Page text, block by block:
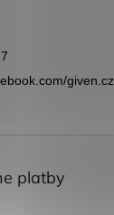
given.cz
platby